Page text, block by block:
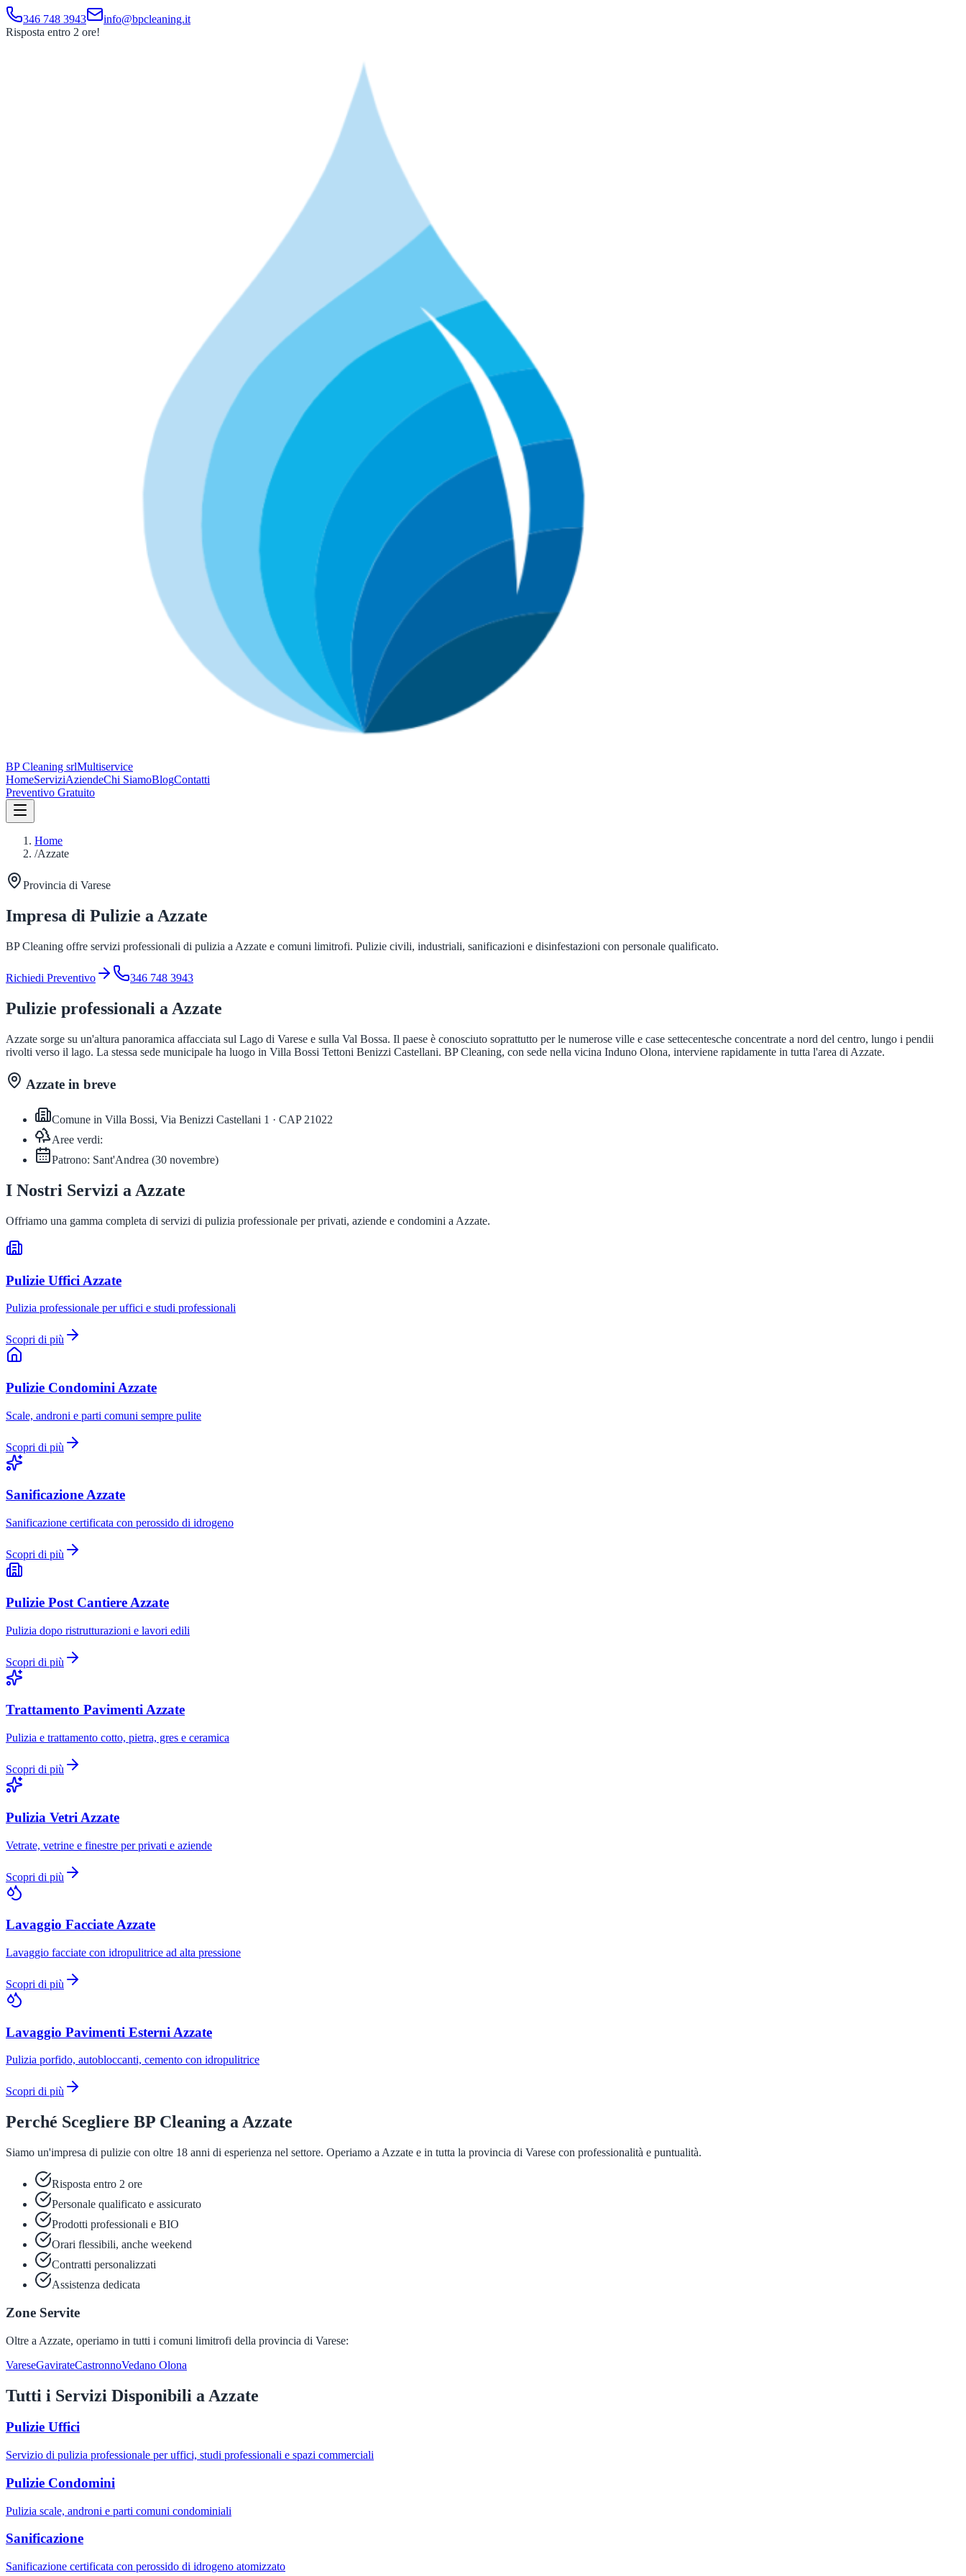
346 748 3943
info@bpcleaning.it
Risposta entro 2 ore!
BP Cleaning srlMultiservice
HomeServiziAziendeChi SiamoBlogContatti
Preventivo Gratuito
Home
/Azzate
Provincia di Varese
Impresa di Pulizie a Azzate
BP Cleaning offre servizi professionali di pulizia a Azzate e comuni limitrofi. Pulizie civili, industriali, sanificazioni e disinfestazioni con personale qualificato.
Richiedi Preventivo 346 748 3943
Pulizie professionali a Azzate
Azzate sorge su un'altura panoramica affacciata sul Lago di Varese e sulla Val Bossa. Il paese è conosciuto soprattutto per le numerose ville e case settecentesche concentrate a nord del centro, lungo i pendii
rivolti verso il lago. La stessa sede municipale ha luogo in Villa Bossi Tettoni Benizzi Castellani. BP Cleaning, con sede nella vicina Induno Olona, interviene rapidamente in tutta l'area di Azzate.
Azzate in breve
Comune in Villa Bossi, Via Benizzi Castellani 1 · CAP 21022
Aree verdi:
Patrono: Sant'Andrea (30 novembre)
I Nostri Servizi a Azzate
Offriamo una gamma completa di servizi di pulizia professionale per privati, aziende e condomini a Azzate.
Pulizie Uffici Azzate
Pulizia professionale per uffici e studi professionali
Scopri di più
Pulizie Condomini Azzate
Scale, androni e parti comuni sempre pulite
Scopri di più
SanificazioneAzzate
Sanificazione certificata con perossido di idrogeno
Scopri di più
Pulizie Post Cantiere Azzate
Pulizia dopo ristrutturazioni e lavori edili
Scopri di più
Trattamento PavimentiAzzate
Pulizia e trattamento cotto, pietra, gres e ceramica
Scopri di più
Pulizia Vetri Azzate
Vetrate, vetrine e finestre per privati e aziende
Scopri di più
Lavaggio FacciateAzzate
Lavaggio facciate con idropulitrice ad alta pressione
Scopri di più
Lavaggio Pavimenti Esterni Azzate
Pulizia porfido, autobloccanti, cemento con idropulitrice
Scopri di più
Perché Scegliere BP Cleaning aAzzate
Siamo un'impresa di pulizie con oltre 18 anni di esperienza nel settore. Operiamo a Azzate e in tutta la provincia di Varese con professionalità e puntualità.
Risposta entro 2 ore
Personale qualificato e assicurato
Prodotti professionali e BIO
Orari flessibili, anche weekend
Contratti personalizzati
Assistenza dedicata
Zone Servite
Oltre a Azzate, operiamo in tutti i comuni limitrofi della provincia di Varese:
VareseGavirateCastronnoVedano Olona
Tutti i Servizi Disponibili a Azzate
Pulizie Uffici
Servizio di pulizia professionale per uffici, studi professionali e spazi commerciali
Pulizie Condomini
Pulizia scale, androni e parti comuni condominiali
Sanificazione
Sanificazione certificata con perossido di idrogeno atomizzato